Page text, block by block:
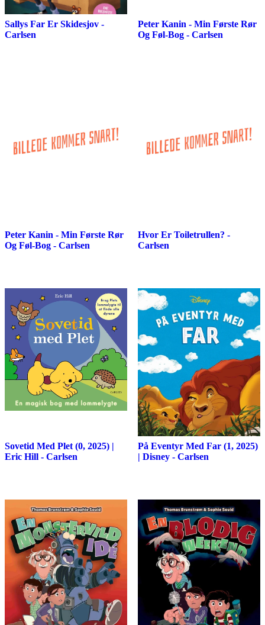
Sallys Far Er Skidesjov -
Carlsen
Peter Kanin - Min Første Rør
Og Føl-Bog - Carlsen
Peter Kanin - Min Første Rør
Og Føl-Bog - Carlsen
Hvor Er Toiletrullen? -
Carlsen
Sovetid Med Plet (0, 2025) |
Eric Hill - Carlsen
På Eventyr Med Far (1, 2025)
| Disney - Carlsen